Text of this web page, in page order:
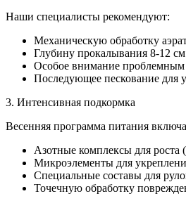
Наши специалисты рекомендуют:
Механическую обработку
Глубину прокалывания 8-12 см
Особое внимание проблемным
Последующее пескование для
3. Интенсивная подкормка
Весенняя программа питания
Азотные комплексы для роста
Микроэлементы для
Специальные составы для
Точечную обработку